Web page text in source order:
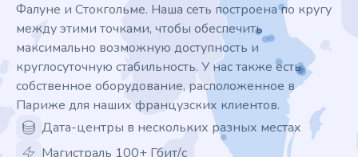
Фалуне и Стокгольме. Наша сеть построена по кругу
между этими точками, чтобы обеспечить
максимально возможную доступность и
круглосуточную стабильность. У нас также есть
собственное оборудование, расположенное в
Париже для наших французских клиентов.
Дата-центры в нескольких разных местах
Магистраль 100+ Гбит/с